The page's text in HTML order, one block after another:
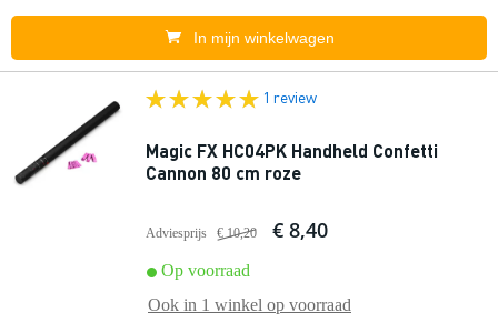
In mijn winkelwagen
1 review
Magic FX HC04PK Handheld Confetti
Cannon 80 cm roze
Adviesprijs € 10,20 € 8,40
Op voorraad
Ook in 1 winkel op voorraad